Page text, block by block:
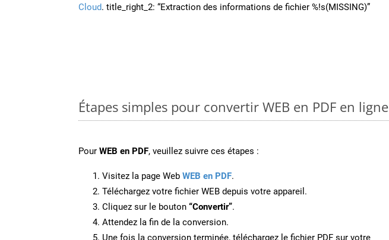
Cloud. title_right_2: “Extraction des informations de fichier %!s(MISSING)”
Étapes simples pour convertir WEB en PDF en ligne
Pour WEB en PDF, veuillez suivre ces étapes :
Visitez la page Web WEB en PDF.
Téléchargez votre fichier WEB depuis votre appareil.
Cliquez sur le bouton “Convertir”.
Attendez la fin de la conversion.
Une fois la conversion terminée, téléchargez le fichier PDF sur votre